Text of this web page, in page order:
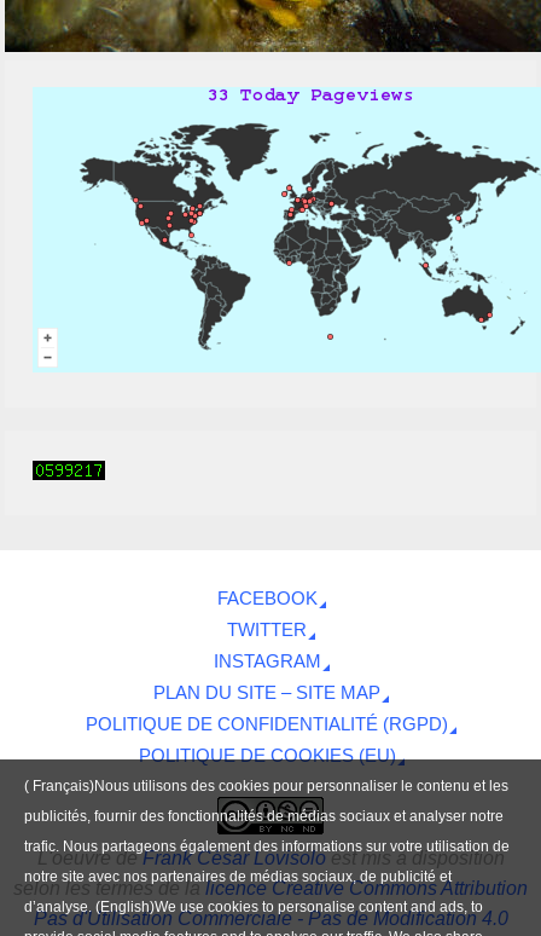
FACEBOOK
TWITTER
INSTAGRAM
PLAN DU SITE – SITE MAP
POLITIQUE DE CONFIDENTIALITÉ (RGPD)
POLITIQUE DE COOKIES (EU)
L'oeuvredeFrank César Lovisoloest mis à disposition
selon les termes de lalicence Creative Commons Attribution
Pas d'Utilisation Commerciale - Pas de Modification 4.0
( Français)Nous utilisons des cookies pour personnaliser le contenu et les
publicités, fournir des fonctionnalités de médias sociaux et analyser notre
trafic. Nous partageons également des informations sur votre utilisation de
notre site avec nos partenaires de médias sociaux, de publicité et
d’analyse. (English)We use cookies to personalise content and ads, to